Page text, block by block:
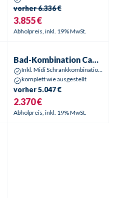
vorher6.336 €
3.855 €
Abholpreis, inkl. 19% MwSt.
Sale % -54
Bad-Kombination Camden
Inkl. Midi Schrankkombination und Spiegel
komplett wie ausgestellt
vorher5.047 €
2.370 €
Abholpreis, inkl. 19% MwSt.